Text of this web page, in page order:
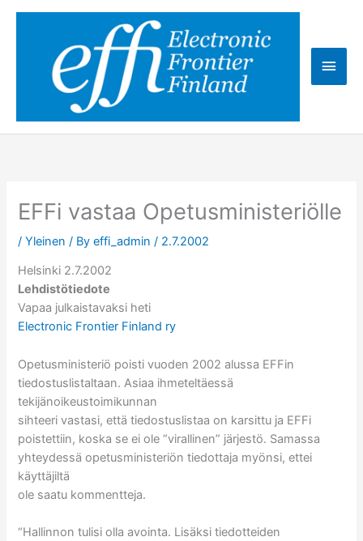
Main
EFFi vastaa Opetusministeriölle
/Yleinen / Byeffi_admin/ 2.7.2002
Helsinki 2.7.2002
Lehdistötiedote
Vapaa julkaistavaksi heti
Electronic Frontier Finland ry
Opetusministeriö poisti vuoden 2002 alussa EFFin
tiedostuslistaltaan. Asiaa ihmeteltäessä
tekijänoikeustoimikunnan
sihteeri vastasi, että tiedostuslistaa on karsittu ja EFFi
poistettiin, koska se ei ole “virallinen” järjestö. Samassa
yhteydessä opetusministeriön tiedottaja myönsi, ettei
käyttäjiltä
ole saatu kommentteja.
“Hallinnon tulisi olla avointa. Lisäksi tiedotteiden